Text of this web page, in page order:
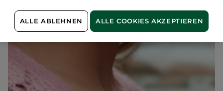
ALLE ABLEHNEN ALLE COOKIES AKZEPTIEREN